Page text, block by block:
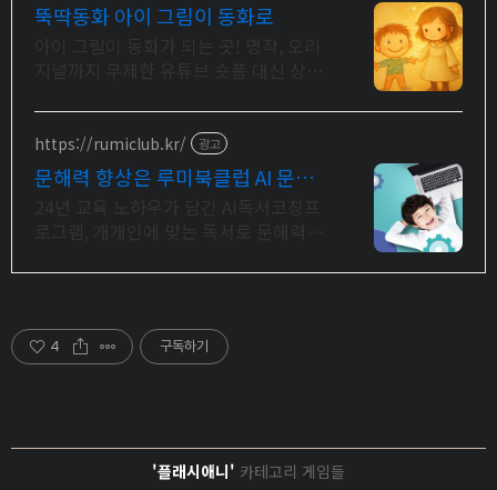
뚝딱동화 아이 그림이 동화로
동화를 낭독과 함께
https://rumiclub.kr/ 광고
문해력 향상은 루미북클럽 AI 문해
4 구독하기
'플래시애니' 카테고리 게임들